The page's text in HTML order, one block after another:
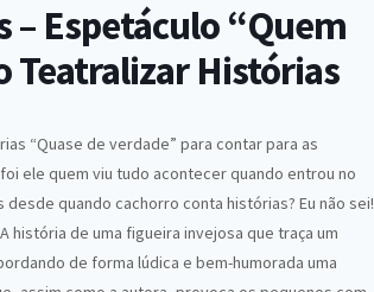
– Espetáculo “Quem
Teatralizar Histórias
“Quase de verdade” para contar para as
ele quem viu tudo acontecer quando entrou no
quando cachorro conta histórias? Eu não sei!
história de uma figueira invejosa que traça um
de forma lúdica e bem-humorada uma